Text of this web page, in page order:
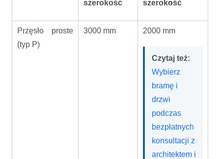
szerokość szerokość
Przęsło proste
(typ P)
3000 mm 2000 mm
Czytaj też:
Wybierz
bramę i
drzwi
podczas
bezpłatnych
konsultacji z
architektem i